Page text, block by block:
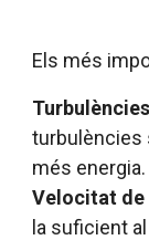
Els més
turbulències
més energia.
Velocitat de
la suficient